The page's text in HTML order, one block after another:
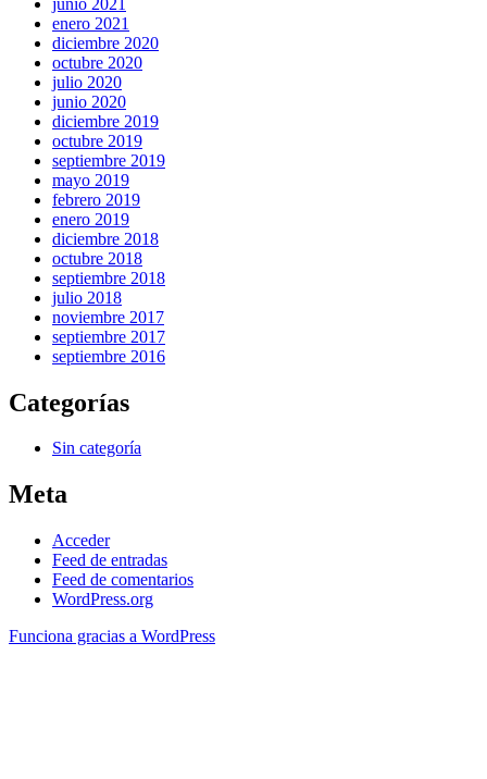
enero 2021
diciembre 2020
octubre 2020
julio 2020
junio 2020
diciembre 2019
octubre 2019
septiembre 2019
mayo 2019
febrero 2019
enero 2019
diciembre 2018
octubre 2018
septiembre 2018
julio 2018
noviembre 2017
septiembre 2017
septiembre 2016
Categorías
Sin categoría
Meta
Acceder
Feed de entradas
Feed de comentarios
WordPress.org
Funciona gracias a WordPress